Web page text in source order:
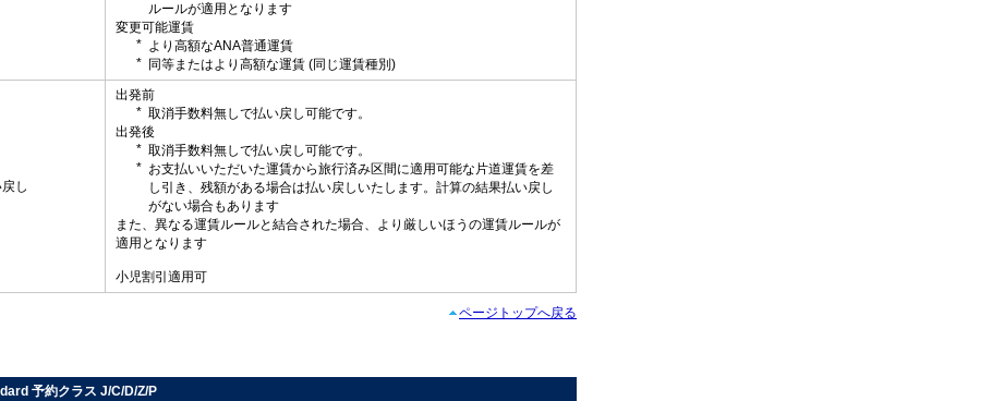
ルールが適用となります
変更可能運賃
より高額なANA普通運賃
同等またはより高額な運賃 (同じ運賃種別)
し
出発前
取消手数料無しで払い戻し可能です。
出発後
取消手数料無しで払い戻し可能です。
お支払いいただいた運賃から旅行済み区間に適用可能な片道運賃を差
し引き、残額がある場合は払い戻しいたします。計算の結果払い戻し
がない場合もあります
また、異なる運賃ルールと結合された場合、より厳しいほうの運賃ルールが
適用となります
小児割引適用可
ページトップへ戻る
予約クラス J/C/D/Z/P